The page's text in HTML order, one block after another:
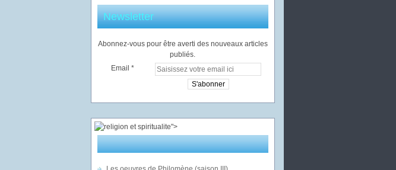
Newsletter
Abonnez-vous pour être averti des nouveaux articles
publiés.
Email
">